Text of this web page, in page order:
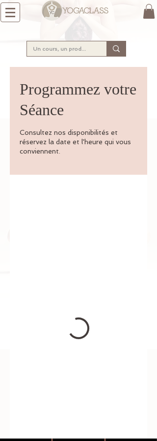
Programmez votre
Séance
Consultez nos disponibilités et
réservez la date et l'heure qui vous
conviennent.